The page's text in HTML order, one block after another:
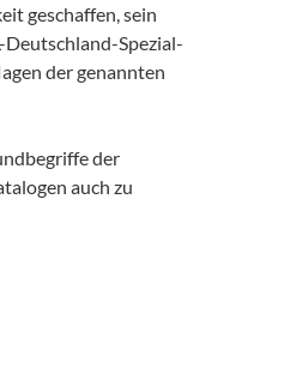
geschaffen, sein
Deutschland-Spezial-
der genannten
der
auch zu